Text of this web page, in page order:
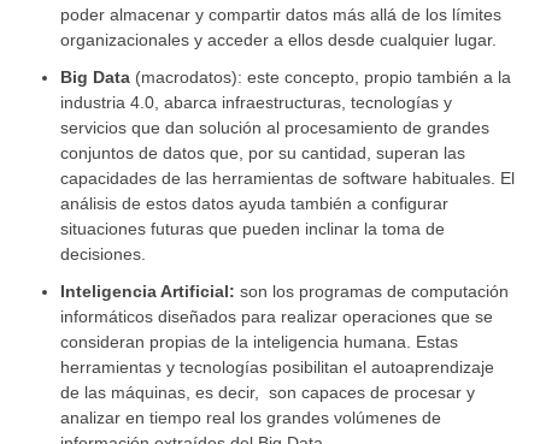
poder almacenar y compartir datos más allá de los límites
organizacionales y acceder a ellos desde cualquier lugar.
Big Data (macrodatos): este concepto, propio también a la
industria 4.0, abarca infraestructuras, tecnologías y
servicios que dan solución al procesamiento de grandes
conjuntos de datos que, por su cantidad, superan las
capacidades de las herramientas de software habituales. El
análisis de estos datos ayuda también a configurar
situaciones futuras que pueden inclinar la toma de
decisiones.
Inteligencia Artificial: son los programas de computación
informáticos diseñados para realizar operaciones que se
consideran propias de la inteligencia humana. Estas
herramientas y tecnologías posibilitan el autoaprendizaje
de las máquinas, es decir,
son capaces de procesar y
analizar en tiempo real los grandes volúmenes de